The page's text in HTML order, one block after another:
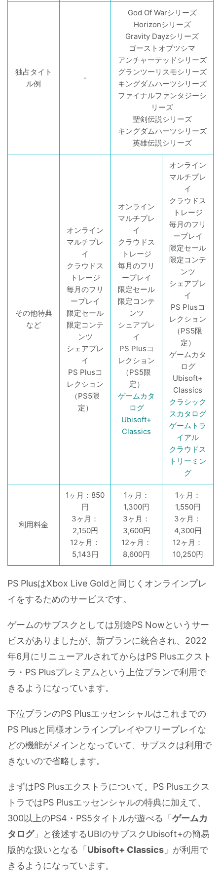
独占タイト
ル例
-
God Of Warシリーズ
Horizonシリーズ
Gravity Dayzシリーズ
ゴーストオブツシマ
アンチャーテッドシリーズ
グランツーリスモシリーズ
キングダムハーツシリーズ
ファイナルファンタジーシ
リーズ
聖剣伝説シリーズ
キングダムハーツシリーズ
英雄伝説シリーズ
その他特典
など
オンライン
マルチプレ
イ
クラウドス
トレージ
毎月のフリ
ープレイ
限定セール
限定コンテ
ンツ
シェアプレ
イ
PS Plusコ
レクション
（PS5限
定）
オンライン
マルチプレ
イ
クラウドス
トレージ
毎月のフリ
ープレイ
限定セール
限定コンテ
ンツ
シェアプレ
イ
PS Plusコ
レクション
（PS5限
定）
ゲームカタ
ログ
Ubisoft+
Classics
オンライン
マルチプレ
イ
クラウドス
トレージ
毎月のフリ
ープレイ
限定セール
限定コンテ
ンツ
シェアプレ
イ
PS Plusコ
レクション
（PS5限
定）
ゲームカタ
ログ
Ubisoft+
Classics
クラシック
スカタログ
ゲームトラ
イアル
クラウドス
トリーミン
グ
利用料金
1ヶ月：850
円
3ヶ月：
2,150円
12ヶ月：
5,143円
1ヶ月：
1,300円
3ヶ月：
3,600円
12ヶ月：
8,600円
1ヶ月：
1,550円
3ヶ月：
4,300円
12ヶ月：
10,250円
PS PlusはXbox Live Goldと同じくオンラインプレ
イをするためのサービスです。
ゲームのサブスクとしては別途PS Nowというサー
ビスがありましたが、新プランに統合され、2022
年6月にリニューアルされてからはPS Plusエクスト
ラ・PS Plusプレミアムという上位プランで利用で
きるようになっています。
下位プランのPS Plusエッセンシャルはこれまでの
PS Plusと同様オンラインプレイやフリープレイな
どの機能がメインとなっていて、サブスクは利用で
きないので省略します。
まずはPS Plusエクストラについて。PS Plusエクス
トラではPS Plusエッセンシャルの特典に加えて、
300以上のPS4・PS5タイトルが遊べる「ゲームカ
タログ」と後述するUBIのサブスクUbisoft+の簡易
版的な扱いとなる「Ubisoft+ Classics 」が利用で
きるようになっています。